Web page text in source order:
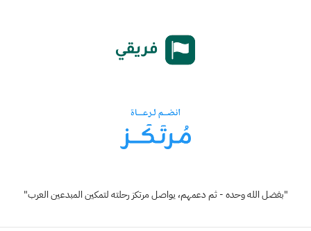
"بفضل الله وحده - ثم دعمهم، يواصل مرتكز رحلته لتمكين المبدعين العرب"